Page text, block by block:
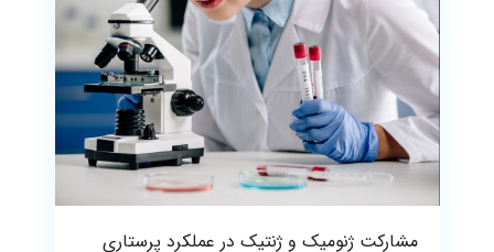
مشارکت ژنومیک و ژنتیک در عملکرد پرستاری